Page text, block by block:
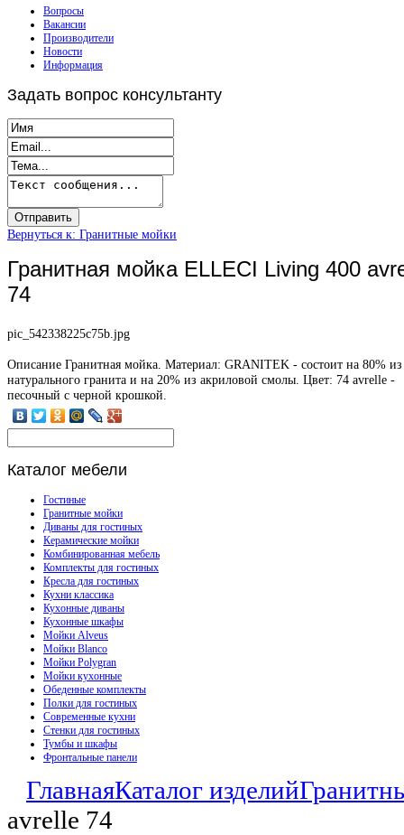
Вопросы
Вакансии
Производители
Новости
Информация
Задать вопрос консультанту
Вернуться к: Гранитные мойки
Гранитная мойка ELLECI Living 400
74
pic_542338225c75b.jpg
Описание Гранитная мойка. Материал: GRANITEK - состоит на 80% из
натурального гранита и на 20% из акриловой смолы. Цвет: 74 avrelle -
песочный с черной крошкой.
Каталог мебели
Гостиные
Гранитные мойки
Диваны для гостиных
Керамические мойки
Комбинированная мебель
Комплекты для гостиных
Кресла для гостиных
Кухни классика
Кухонные диваны
Кухонные шкафы
Мойки Alveus
Мойки Blanco
Мойки Polygran
Мойки кухонные
Обеденные комплекты
Полки для гостиных
Современные кухни
Стенки для гостиных
Тумбы и шкафы
Фронтальные панели
ГлавнаяКаталог изделий
avrelle 74